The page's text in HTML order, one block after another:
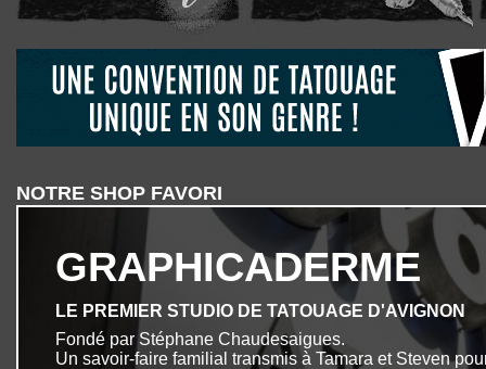
NOTRE SHOP FAVORI
GRAPHICADERME
LE PREMIER STUDIO DE TATOUAGE D'AVIGNON
Fondé par Stéphane Chaudesaigues.
Un savoir-faire familial transmis à Tamara et Steven